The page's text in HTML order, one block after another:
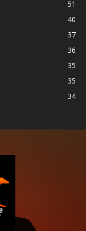
51
40
37
36
35
35
34